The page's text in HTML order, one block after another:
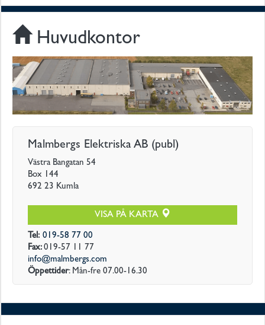
KABEL
INSTALLATION
BELYSNING
AUTOMATION
UTRUSTNING
VERKTYG
KLIMAT
MOBILITY
SOLENERGI
Webbutik
Huvudkontor
Malmbergs Elektriska AB (publ)
Västra Bangatan 54
Box 144
692 23 Kumla
VISA PÅ KARTA
Tel: 019-58 77 00
Fax: 019-57 11 77
info@malmbergs.com
Öppettider: Mån-fre 07.00-16.30